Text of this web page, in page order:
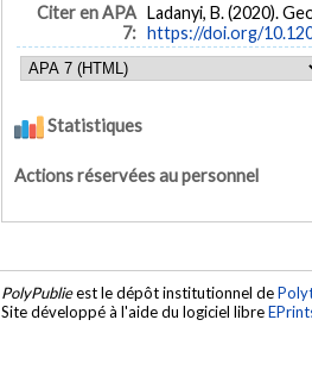
Citer en APA
7:
Ladanyi, B. (2020).
https://doi.org/
Statistiques
Actions réservées au personnel
PolyPublieest le dépôt institutionnel de
Site développé à l'aide du logiciel libre